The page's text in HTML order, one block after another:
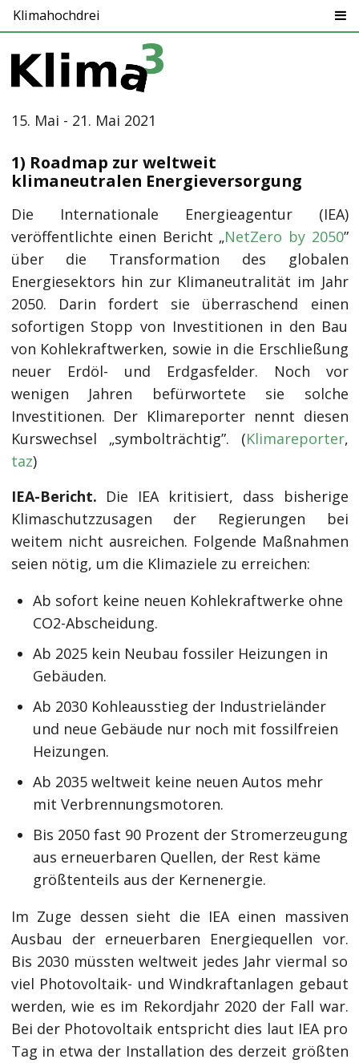
Klimahochdrei
15. Mai - 21. Mai 2021
1) Roadmap zur weltweit
klimaneutralen Energieversorgung
Die Internationale Energieagentur (IEA)
veröffentlichte einen Bericht „NetZero by 2050”
über die Transformation des globalen
Energiesektors hin zur Klimaneutralität im Jahr
2050. Darin fordert sie überraschend einen
sofortigen Stopp von Investitionen in den Bau
von Kohlekraftwerken, sowie in die Erschließung
neuer Erdöl- und Erdgasfelder. Noch vor
wenigen Jahren befürwortete sie solche
Investitionen. Der Klimareporter nennt diesen
Kurswechsel „symbolträchtig”. (Klimareporter,
taz)
IEA-Bericht. Die IEA kritisiert, dass bisherige
Klimaschutzzusagen der Regierungen bei
weitem nicht ausreichen. Folgende Maßnahmen
seien nötig, um die Klimaziele zu erreichen:
Ab sofort keine neuen Kohlekraftwerke ohne
CO2-Abscheidung.
Ab 2025 kein Neubau fossiler Heizungen in
Gebäuden.
Ab 2030 Kohleausstieg der Industrieländer
und neue Gebäude nur noch mit fossilfreien
Heizungen.
Ab 2035 weltweit keine neuen Autos mehr
mit Verbrennungsmotoren.
Bis 2050 fast 90 Prozent der Stromerzeugung
aus erneuerbaren Quellen, der Rest käme
größtenteils aus der Kernenergie.
Im Zuge dessen sieht die IEA einen massiven
Ausbau der erneuerbaren Energiequellen vor.
Bis 2030 müssten weltweit jedes Jahr viermal so
viel Photovoltaik- und Windkraftanlagen gebaut
werden, wie es im Rekordjahr 2020 der Fall war.
Bei der Photovoltaik entspricht dies laut IEA pro
Tag in etwa der Installation des derzeit größten